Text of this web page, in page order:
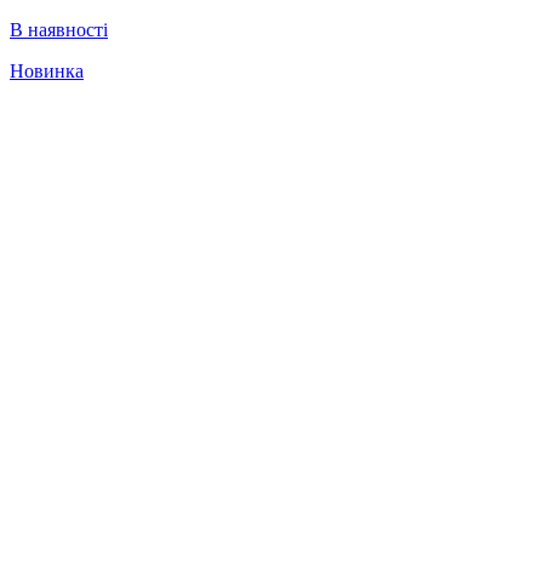
В наявності
Новинка